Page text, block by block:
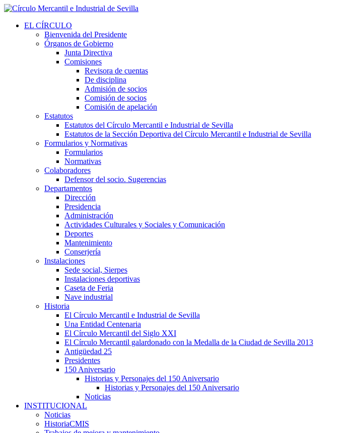
EL CÍRCULO
Bienvenida del Presidente
Órganos de Gobierno
Junta Directiva
Comisiones
Revisora de cuentas
De disciplina
Admisión de socios
Comisión de socios
Comisión de apelación
Estatutos
Estatutos del Círculo Mercantil e Industrial de Sevilla
Estatutos de la Sección Deportiva del Círculo Mercantil e Industrial de Sevilla
Formularios y Normativas
Formularios
Normativas
Colaboradores
Defensor del socio. Sugerencias
Departamentos
Dirección
Presidencia
Administración
Actividades Culturales y Sociales y Comunicación
Deportes
Mantenimiento
Conserjería
Instalaciones
Sede social, Sierpes
Instalaciones deportivas
Caseta de Feria
Nave industrial
Historia
El Círculo Mercantil e Industrial de Sevilla
Una Entidad Centenaria
El Círculo Mercantil del Siglo XXI
El Círculo Mercantil galardonado con la Medalla de la Ciudad de Sevilla 2013
Antigüedad 25
Presidentes
150 Aniversario
Historias y Personajes del 150 Aniversario
Historias y Personajes del 150 Aniversario
Noticias
INSTITUCIONAL
Noticias
HistoriaCMIS